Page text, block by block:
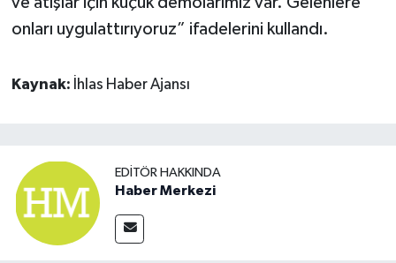
onları uygulattırıyoruz” ifadelerini kullandı.
Kaynak: İhlas Haber Ajansı
EDITÖR HAKKINDA
Haber Merkezi